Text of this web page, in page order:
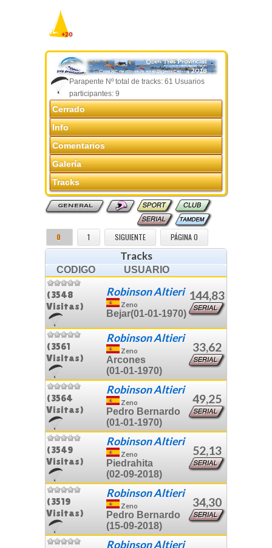
+20
Parapente Nº total de tracks: 61 Usuarios
participantes: 9
Cerrado
Info
Comentarios
Galería
Tracks
GENERAL
0 1 SIGUIENTE PÁGINA 0
Tracks
CODIGO USUARIO
(3548
Visitas)
Robinson Altieri
Zeno
Bejar(01-01-1970)
144,83
(3561
Visitas)
Robinson Altieri
Zeno
Arcones
(01-01-1970)
33,62
(3564
Visitas)
Robinson Altieri
Zeno
Pedro Bernardo
(01-01-1970)
49,25
(3549
Visitas)
Robinson Altieri
Zeno
Piedrahita
(02-09-2018)
52,13
(3519
Visitas)
Robinson Altieri
Zeno
Pedro Bernardo
(15-09-2018)
34,30
Robinson Altieri